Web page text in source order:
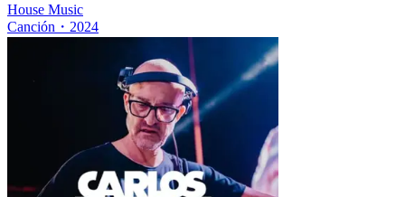
House Music
Canción ・ 2024